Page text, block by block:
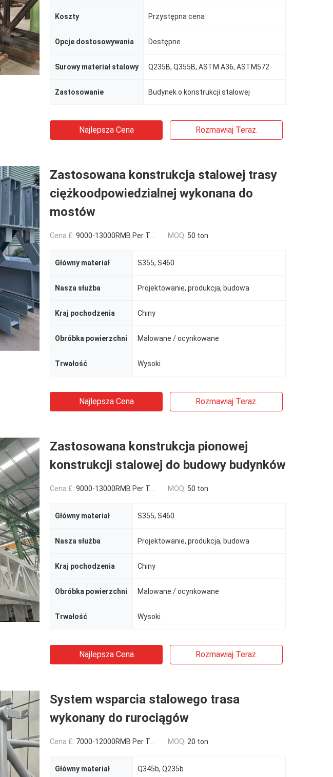
Koszty Przystępna cena
Opcje dostosowywania Dostępne
Surowy materiał stalowy Q235B, Q355B, ASTM A36, ASTM572
Zastosowanie Budynek o konstrukcji stalowej
Najlepsza Cena Rozmawiaj Teraz.
Zastosowana konstrukcja stalowej trasy
ciężkoodpowiedzialnej wykonana do
mostów
Cena £: 9000-13000RMB Per Ton MOQ: 50 ton
Główny materiał S355, S460
Nasza służba Projektowanie, produkcja, budowa
Kraj pochodzenia Chiny
Obróbka powierzchni Malowane / ocynkowane
Trwałość Wysoki
Najlepsza Cena Rozmawiaj Teraz.
Zastosowana konstrukcja pionowej
konstrukcji stalowej do budowy budynków
Cena £: 9000-13000RMB Per Ton MOQ: 50 ton
Główny materiał S355, S460
Nasza służba Projektowanie, produkcja, budowa
Kraj pochodzenia Chiny
Obróbka powierzchni Malowane / ocynkowane
Trwałość Wysoki
Najlepsza Cena Rozmawiaj Teraz.
System wsparcia stalowego trasa
wykonany do rurociągów
Cena £: 7000-12000RMB Per Ton MOQ: 20 ton
Główny materiał Q345b, Q235b